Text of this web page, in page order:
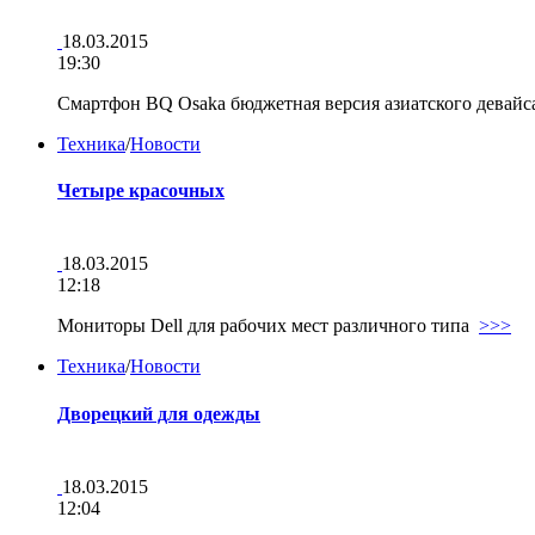
18.03.2015
19:30
Смартфон BQ Osaka бюджетная версия азиатского
Техника/Новости
Четыре красочных
18.03.2015
12:18
Мониторы Dell для рабочих мест различного типа >>>
Техника/Новости
Дворецкий для одежды
18.03.2015
12:04